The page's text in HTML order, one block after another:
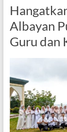
Albayan
Guru dan